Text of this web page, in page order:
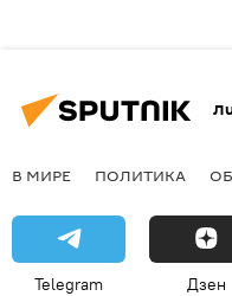
В МИРЕ ПОЛИТИКА
Telegram Дзен